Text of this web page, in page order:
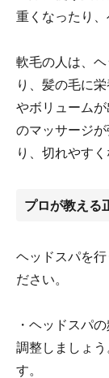
重くなったり、
軟毛の人は、
り、髪の毛に
やボリューム
のマッサージ
り、切れやす
プロが教える
ヘッドスパを
ださい。
・ヘッドスパ
調整しましょ
す。